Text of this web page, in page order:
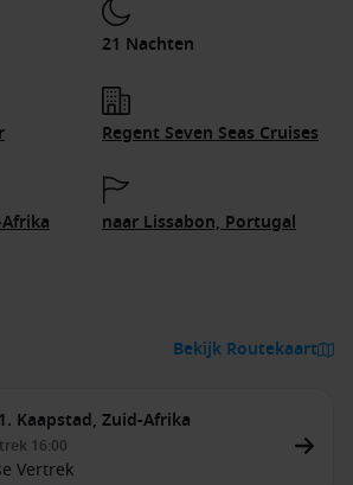
21 Nachten
Regent Seven Seas Cruises
naar Lissabon, Portugal
Bekijk Routekaart
Kaapstad, Zuid-Afrika
16:00
Vertrek